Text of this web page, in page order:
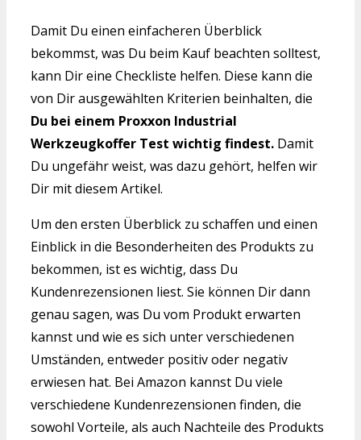
Damit Du einen einfacheren Überblick
bekommst, was Du beim Kauf beachten solltest,
kann Dir eine Checkliste helfen. Diese kann die
von Dir ausgewählten Kriterien beinhalten, die
Du bei einem Proxxon Industrial
Werkzeugkoffer Test wichtig findest. Damit
Du ungefähr weist, was dazu gehört, helfen wir
Dir mit diesem Artikel.
Um den ersten Überblick zu schaffen und einen
Einblick in die Besonderheiten des Produkts zu
bekommen, ist es wichtig, dass Du
Kundenrezensionen liest. Sie können Dir dann
genau sagen, was Du vom Produkt erwarten
kannst und wie es sich unter verschiedenen
Umständen, entweder positiv oder negativ
erwiesen hat. Bei Amazon kannst Du viele
verschiedene Kundenrezensionen finden, die
sowohl Vorteile, als auch Nachteile des Produkts